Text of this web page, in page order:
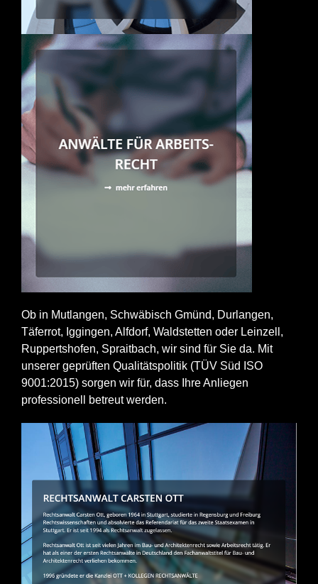
Ob in Mutlangen, Schwäbisch Gmünd, Durlangen,
Täferrot, Iggingen, Alfdorf, Waldstetten oder Leinzell,
Ruppertshofen, Spraitbach, wir sind für Sie da. Mit
unserer geprüften Qualitätspolitik (TÜV Süd ISO
9001:2015) sorgen wir für, dass Ihre Anliegen
professionell betreut werden.